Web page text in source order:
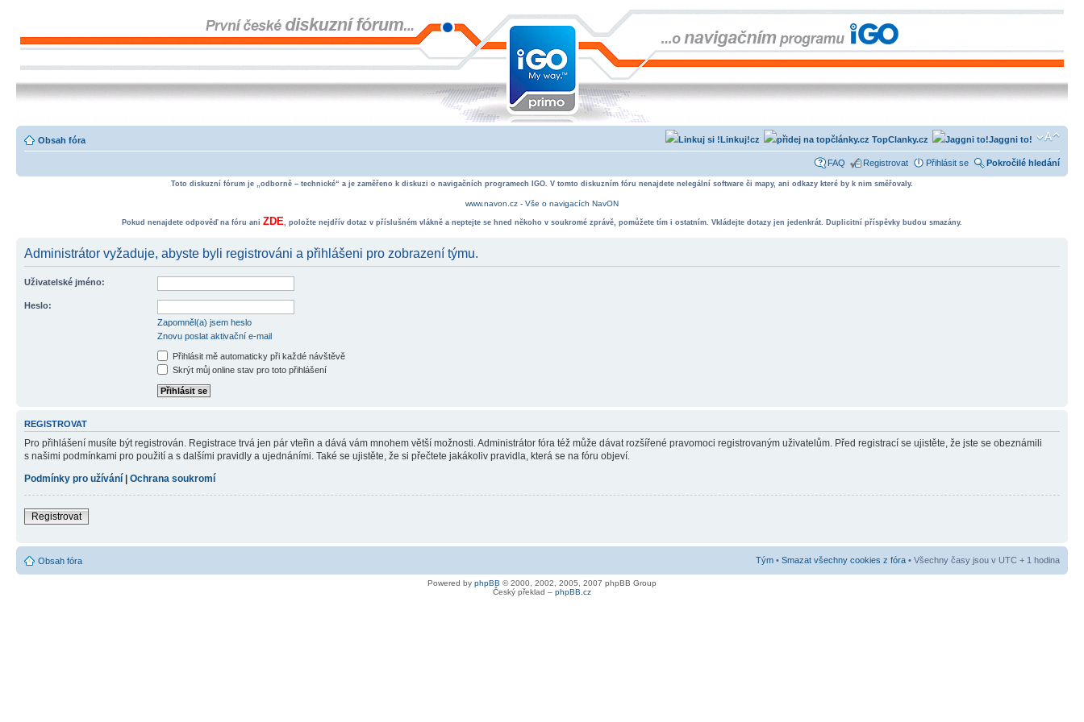
Obsah fóra Jaggni to!
TopClanky.cz
Linkuj!cz
FAQ Registrovat Přihlásit se Pokročilé hledání
Toto diskuzní fórum je „odborně – technické“ a je zaměřeno k diskuzi o navigačních programech IGO. V tomto diskuzním fóru nenajdete nelegální software či mapy, ani odkazy které by k nim směřovaly.
www.navon.cz - Vše o navigacích NavON
Pokud nenajdete odpověď na fóru ani ZDE, položte nejdřív dotaz v příslušném vlákně a neptejte se hned někoho v soukromé zprávě, pomůžete tím i ostatním. Vkládejte dotazy jen jedenkrát. Duplicitní příspěvky budou smazány.
Administrátor vyžaduje, abyste byli registrováni a přihlášeni pro zobrazení týmu.
Uživatelské jméno:
Heslo:
Zapomněl(a) jsem heslo
Znovu poslat aktivační e-mail
Přihlásit mě automaticky při každé návštěvě
Skrýt můj online stav pro toto přihlášení
REGISTROVAT
Pro přihlášení musíte být registrován. Registrace trvá jen pár vteřin a dává vám mnohem větší možnosti. Administrátor fóra též může dávat rozšířené pravomoci registrovaným uživatelům. Před registrací se ujistěte, že jste se obeznámili
s našimi podmínkami pro použití a s dalšími pravidly a ujednáními. Také se ujistěte, že si přečtete jakákoliv pravidla, která se na fóru objeví.
Podmínky pro užívání | Ochrana soukromí
Registrovat
Obsah fóra Tým • Smazat všechny cookies z fóra • Všechny časy jsou v UTC + 1 hodina
Powered by phpBB © 2000, 2002, 2005, 2007 phpBB Group
Český překlad – phpBB.cz